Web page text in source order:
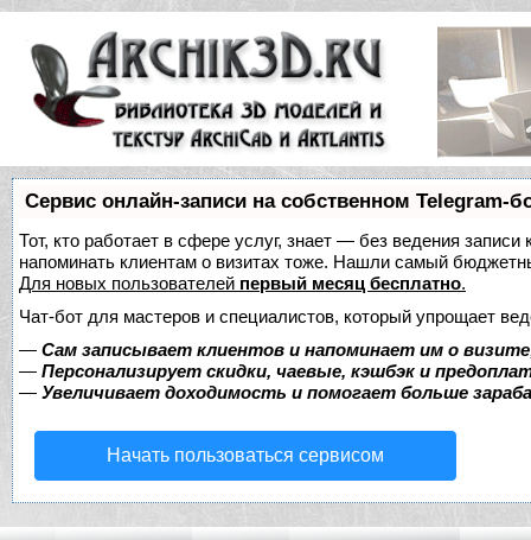
Сервис онлайн-записи на собственном Telegram-
Тот, кто работает в сфере услуг, знает — без ведения
напоминать клиентам о визитах тоже. Нашли самый
Для новых пользователей первый месяц бесплатно.
Чат-бот для мастеров и специалистов, который упрощает
— Сам записывает клиентов и напоминает им о
— Персонализирует скидки, чаевые, кэшбэк и
— Увеличивает доходимость и помогает больше
Начать пользоваться сервисом